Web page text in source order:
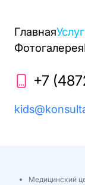
Главная
Фотогалерея
+7
Медицинский